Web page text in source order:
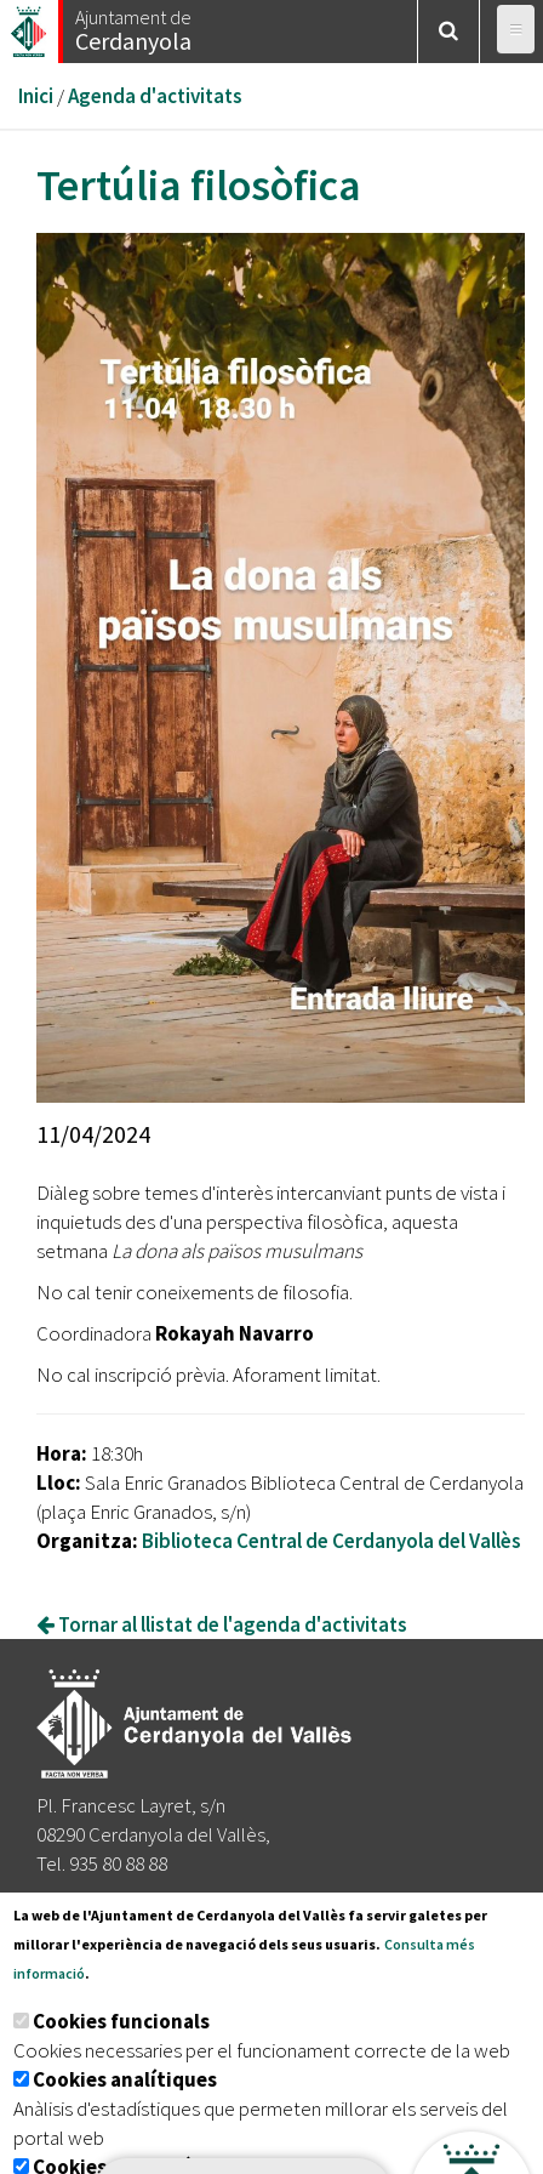
Vés
al
Ajuntament de
Cerdanyola
Esteu
aquí
Inici /Agenda d'activitats
Tertúlia filosòfica
11/04/2024
Diàleg sobre temes d'interès intercanviant punts de vista i
inquietuds des d'una perspectiva filosòfica, aquesta
setmana La dona als països musulmans
No cal tenir coneixements de filosofia.
Coordinadora Rokayah Navarro
No cal inscripció prèvia. Aforament limitat.
Hora: 18:30h
Lloc:Sala Enric Granados Biblioteca Central de Cerdanyola
(plaça Enric Granados, s/n)
Organitza: Biblioteca Central de Cerdanyola del Vallès
Tornar al llistat de l'agenda d'activitats
Pl. Francesc Layret, s/n
08290 Cerdanyola del Vallès,
Tel. 935 80 88 88
Segueix-nos a:
Subscriu-te al nostre butlletí
Inici | Avís legal | Protecció de dades
| Accessibilitat
La web de l'Ajuntament de Cerdanyola del Vallès fa servir galetes per
millorar l'experiència de navegació dels seus usuaris. Consulta més
informació.
Cookies funcionals
Cookies necessaries per el funcionament correcte de la web
Cookies analítiques
Anàlisis d'estadístiques que permeten millorar els serveis del
portal web
Cookies publicitàries